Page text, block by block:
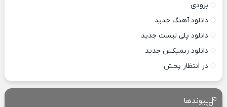
بزودی
دانلود آهنگ جدید
دانلود پلی لیست جدید
دانلود ریمیکس جدید
در انتظار پخش
پیوندها